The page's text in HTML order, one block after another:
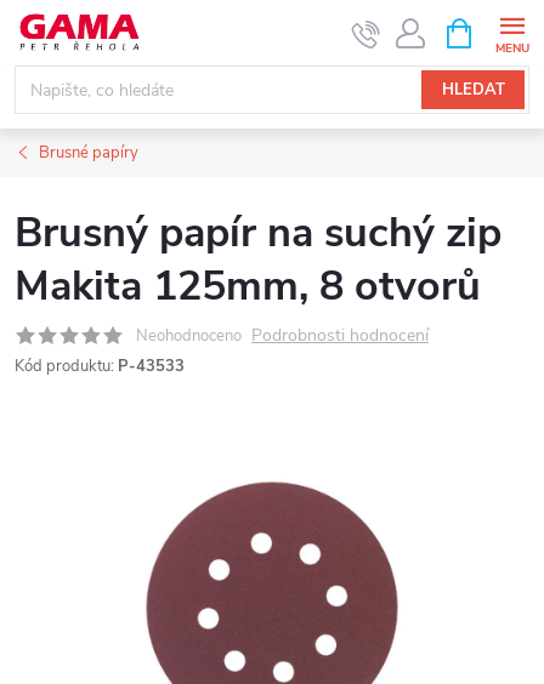
Přejít
obsah
HLEDAT
NÁKUPNÍ
KOŠÍK
Brusné papíry
Brusný papír na suchý zip
Makita 125mm, 8 otvorů
Neohodnoceno Podrobnosti hodnocení
Kód produktu: P-43533